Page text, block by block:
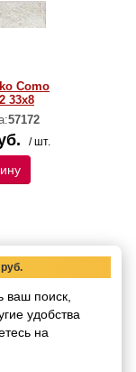
Como
33x8
57172
/ шт.
Como
ваш поиск,
удобства
на